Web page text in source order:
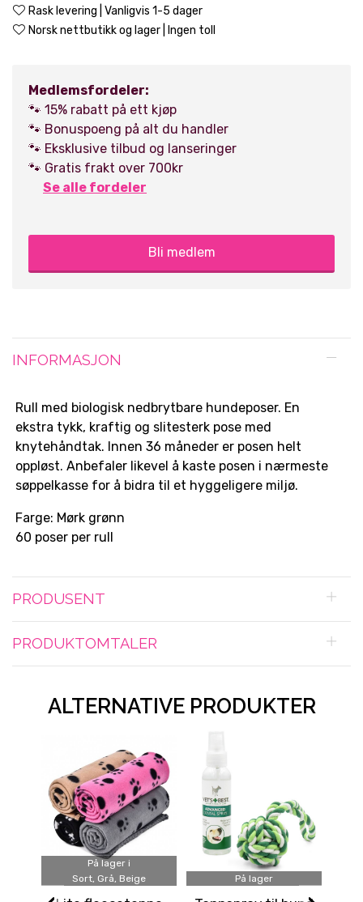
Rask levering | Vanligvis 1-5 dager
Norsk nettbutikk og lager | Ingen toll
Medlemsfordeler:
🐾 15% rabatt på ett kjøp
🐾 Bonuspoeng på alt du handler
🐾 Eksklusive tilbud og lanseringer
🐾 Gratis frakt over 700kr
Se alle fordeler
Bli medlem
INFORMASJON
Rull med biologisk nedbrytbare hundeposer. En
ekstra tykk, kraftig og slitesterk pose med
knytehåndtak. Innen 36 måneder er posen helt
oppløst. Anbefaler likevel å kaste posen i nærmeste
søppelkasse for å bidra til et hyggeligere miljø.
Farge: Mørk grønn
60 poser per rull
PRODUSENT
PRODUKTOMTALER
ALTERNATIVE PRODUKTER
På lager i
Sort, Grå, Beige
På lager